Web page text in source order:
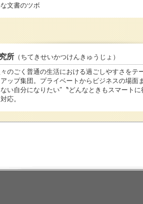
書のツボ
所 （ちてきせいかつけんきゅうじょ）
のごく普通の生活における過ごしやすさをテ
ップ集団。プライベートからビジネスの場面
ない自分になりたい″〝どんなときもスマート
応。